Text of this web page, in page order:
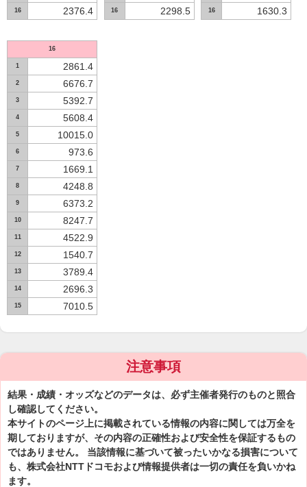
16 2376.4 16 2298.5 16 1630.3
16
1 2861.4
2 6676.7
3 5392.7
4 5608.4
5 10015.0
6 973.6
7 1669.1
8 4248.8
9 6373.2
10 8247.7
11 4522.9
12 1540.7
13 3789.4
14 2696.3
15 7010.5
注意事項
結果・成績・オッズなどのデータは、必ず主催者発行のものと照合
し確認してください。
本サイトのページ上に掲載されている情報の内容に関しては万全を
期しておりますが、その内容の正確性および安全性を保証するもの
ではありません。 当該情報に基づいて被ったいかなる損害について
も、株式会社NTTドコモおよび情報提供者は一切の責任を負いかね
ます。